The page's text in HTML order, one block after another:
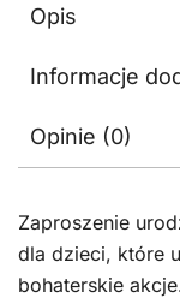
Opis
Informacje
Opinie (0)
Zaproszenie
dla dzieci, które
bohaterskie